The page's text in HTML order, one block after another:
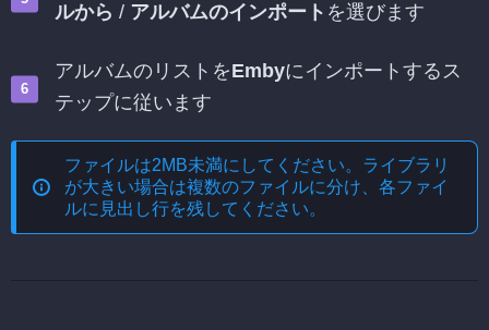
ルから / アルバムのインポート を選びます
アルバムのリストをEmbyにインポートするス
テップに従います
ファイルは2MB未満にしてください。ライブラリ
が大きい場合は複数のファイルに分け、各ファイ
ルに見出し行を残してください。